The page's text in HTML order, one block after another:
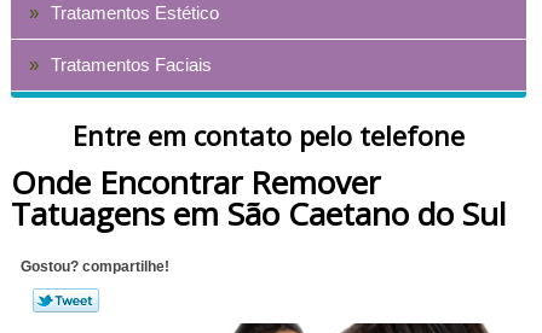
Tratamentos Estético
Tratamentos Faciais
Entre em contato pelo telefone
Onde Encontrar Remover
Tatuagens em São Caetano do Sul
Gostou? compartilhe!